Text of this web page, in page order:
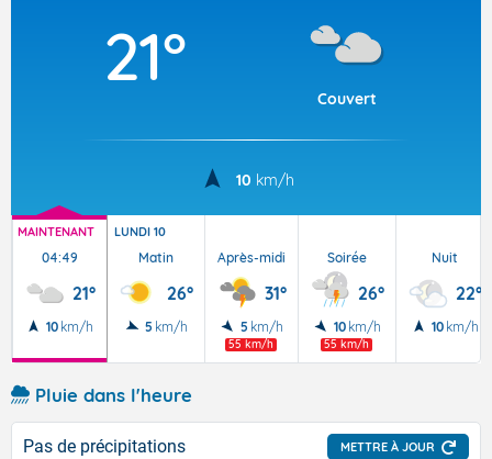
21°
Couvert
10 km/h
MAINTENANT
04:49
21°
10 km/h
LUNDI 10
Matin
26°
5 km/h
Après-midi
31°
5 km/h
55 km/h
Soirée
26°
10 km/h
55 km/h
Nuit
22°
10 km/h
Pluie dans l'heure
Pas de précipitations METTRE À JOUR